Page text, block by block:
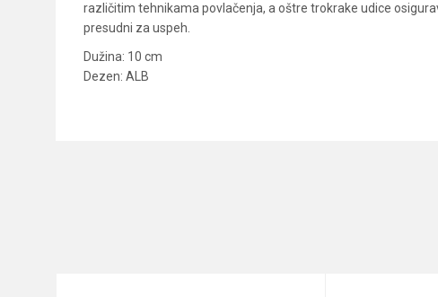
različitim tehnikama povlačenja, a oštre trokrake udice
presudni za uspeh.
Dužina: 10 cm
Dezen: ALB